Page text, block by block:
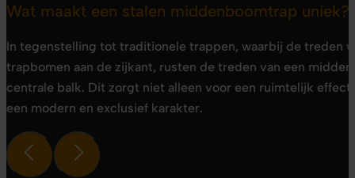
Wat maakt een stalen middenboomtrap uniek?
In tegenstelling tot traditionele trappen, waarbij de treden
trapbomen aan de zijkant, rusten de treden van een
centrale balk. Dit zorgt niet alleen voor een ruimtelijk
een modern en exclusief karakter.